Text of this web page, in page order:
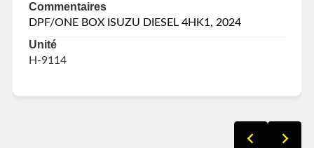
Commentaires
DPF/ONE BOX ISUZU DIESEL 4HK1, 2024
Unité
H-9114